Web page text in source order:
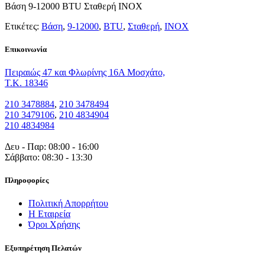
Βάση 9-12000 BTU Σταθερή INOX
Ετικέτες: Βάση, 9-12000, BTU, Σταθερή, INOX
Eπικοινωνία
Πειραιώς 47 και Φλωρίνης 16Α Μοσχάτο,
T.K. 18346
210 3478884, 210 3478494
210 3479106, 210 4834904
210 4834984
Δευ - Παρ: 08:00 - 16:00
Σάββατο: 08:30 - 13:30
Πληροφορίες
Πολιτική Απορρήτου
Η Εταιρεία
Όροι Χρήσης
Εξυπηρέτηση Πελατών